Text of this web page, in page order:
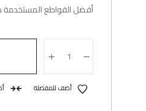
أفضل القواطع المستخدمة
أضف للمفضلة